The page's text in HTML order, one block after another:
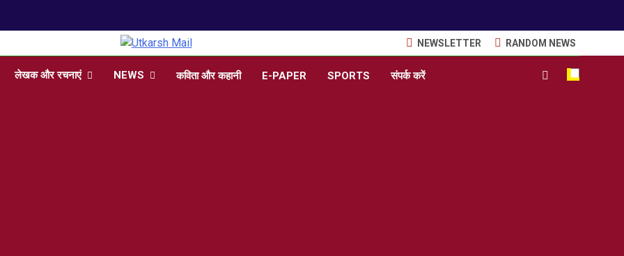
Mail
NEWSLETTER RANDOM NEWS
लेखक और रचनाएं NEWS कविता और कहानी E-PAPER SPORTS संपर्क करें